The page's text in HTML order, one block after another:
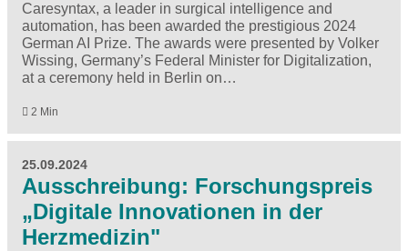
Caresyntax, a leader in surgical intelligence and
automation, has been awarded the prestigious 2024
German AI Prize. The awards were presented by Volker
Wissing, Germany’s Federal Minister for Digitalization,
at a ceremony held in Berlin on…
2 Min
25.09.2024
Ausschreibung: Forschungspreis
„Digitale Innovationen in der
Herzmedizin"